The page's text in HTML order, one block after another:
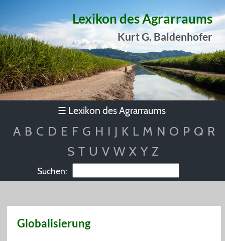
Lexikon des Agrarraums
Kurt G. Baldenhofer
☰ Lexikon des Agrarraums
A B C D E F G H I J K L M N O P Q R
S T U V W X Y Z
Suchen:
Globalisierung